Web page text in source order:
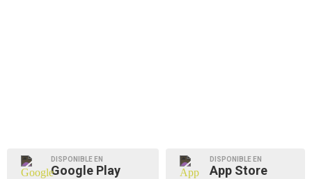
DISPONIBLE EN
Google Play
DISPONIBLE EN
App Store